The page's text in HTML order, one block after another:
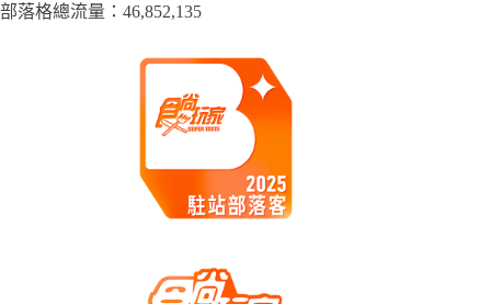
部落格總流量：​46,852,135